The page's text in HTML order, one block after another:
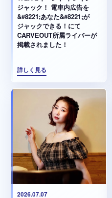
ジャック！ 電車内広告を
&#8221;あなた&#8221;が
ジャックできる！にて
CARVEOUT所属ライバーが
掲載されました！
詳しく見る
2026.07.07